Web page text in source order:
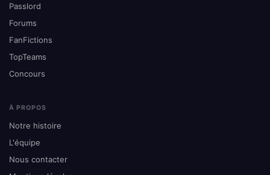
Passlord
Forums
FanFictions
TopTeams
Concours
À PROPOS
Notre histoire
L'équipe
Nous contacter